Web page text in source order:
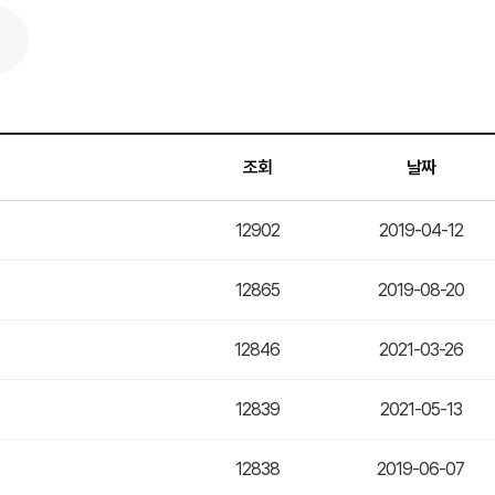
조회 날짜
12902 2019-04-12
12865 2019-08-20
12846 2021-03-26
12839 2021-05-13
12838 2019-06-07